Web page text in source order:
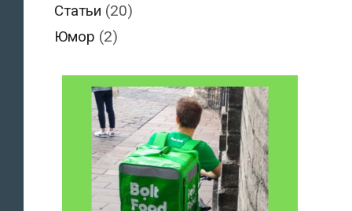
Статьи (20)
Юмор (2)